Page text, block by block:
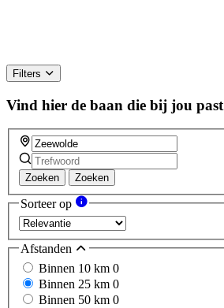
Filters
Vind hier de baan die bij jou past
Zoeken Zoeken
Sorteer op
Afstanden
Binnen 10 km 0
Binnen 25 km 0
Binnen 50 km 0